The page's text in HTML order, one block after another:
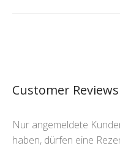
Customer Reviews
Nur angemeldete
haben, dürfen eine